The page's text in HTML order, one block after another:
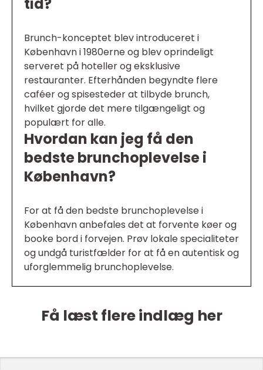
tid?
Brunch-konceptet blev introduceret i
København i 1980erne og blev oprindeligt
serveret på hoteller og eksklusive
restauranter. Efterhånden begyndte flere
caféer og spisesteder at tilbyde brunch,
hvilket gjorde det mere tilgængeligt og
populært for alle.
Hvordan kan jeg få den
bedste brunchoplevelse i
København?
For at få den bedste brunchoplevelse i
København anbefales det at forvente køer og
booke bord i forvejen. Prøv lokale specialiteter
og undgå turistfælder for at få en autentisk og
uforglemmelig brunchoplevelse.
Få læst flere indlæg her